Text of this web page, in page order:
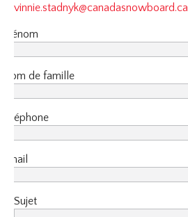
vinnie.stadnyk@canadasnowboard.ca
Prénom
Nom de famille
téléphone
Email
Sujet